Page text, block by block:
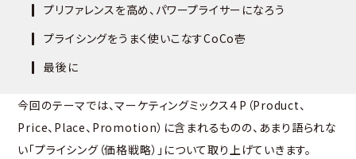
プリファレンスを高め、パワープライサーになろう
プライシングをうまく使いこなすCoCo壱
最後に
今回のテーマでは、マーケティングミックス４P（Product、
Price、Place、Promotion）に含まれるものの、あまり語られな
い「プライシング（価格戦略）」について取り上げていきます。